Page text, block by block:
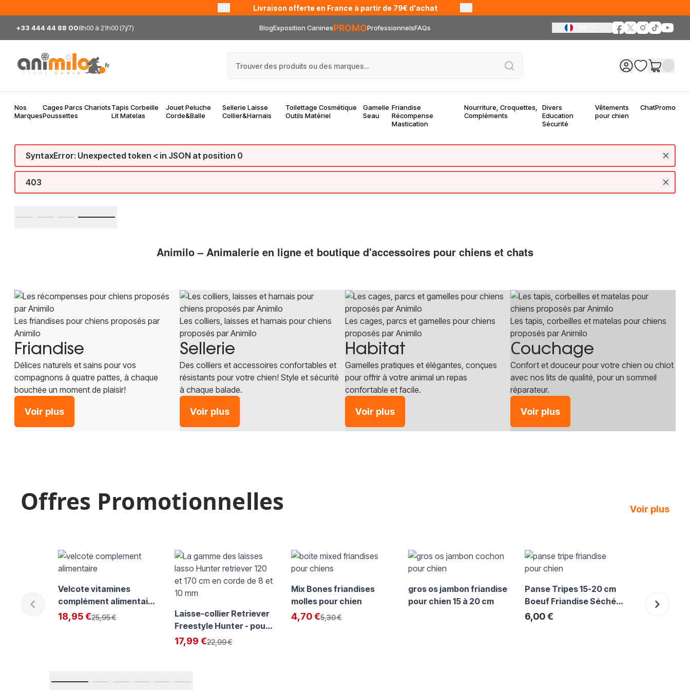
Livraison offerte en France à partir de 79€ d'achat
+33 444 44 88 008h00 à 21h00 (7j/7) BlogExposition CaninesPROMOProfessionnelsFAQs
Nos
Marques
Cages Parcs Chariots
Poussettes
Tapis Corbeille
Lit Matelas
Jouet Peluche
Corde&Balle
Sellerie Laisse
Collier&Harnais
Toilettage Cosmétique
Outils Matériel
Gamelle
Seau
Friandise
Récompense
Mastication
Nourriture, Croquettes,
Compléments
Divers
Education
Sécurité
Vêtements
pour chien
ChatPromo
SyntaxError: Unexpected token < in JSON at position 0
403
Animilo – Animalerie en ligne et boutique d'accessoires pour chiens et chats
Les friandises pour chiens proposés par
Animilo
Friandise
Délices naturels et sains pour vos
compagnons à quatre pattes, à chaque
bouchée un moment de plaisir!
Voir plus
Les colliers, laisses et harnais pour chiens
proposés par Animilo
Sellerie
Des colliers et accessoires confortables et
résistants pour votre chien! Style et sécurité
à chaque balade.
Voir plus
Les cages, parcs et gamelles pour chiens
proposés par Animilo
Habitat
Gamelles pratiques et élégantes, conçues
pour offrir à votre animal un repas
confortable et facile.
Voir plus
Les tapis, corbeilles et matelas pour chiens
proposés par Animilo
Сouchage
Confort et douceur pour votre chien ou chiot
avec nos lits de qualité, pour un sommeil
réparateur.
Voir plus
Offres Promotionnelles Voir plus
Velcote vitamines
complément alimentaire
pour chien et chat
Exclu Web:
18,95 €Prix normal
25,95 €
Laisse-collier Retriever
Freestyle Hunter - pour
chien, Laisse Lasso
Exclu Web:
17,99 €Prix normal
22,99 €
Mix Bones friandises
molles pour chien
Exclu Web:
4,70 €Prix normal
5,30 €
gros os jambon friandise
pour chien 15 à 20 cm
Panse Tripes 15-20 cm
Boeuf Friandise Séchée
Naturelle Chien
6,00 €